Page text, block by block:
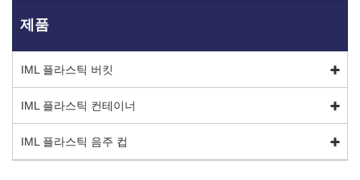
제품
IML 플라스틱 버킷
IML 플라스틱 컨테이너
IML 플라스틱 음주 컵